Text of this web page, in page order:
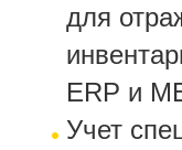
для
ERP и
Учет